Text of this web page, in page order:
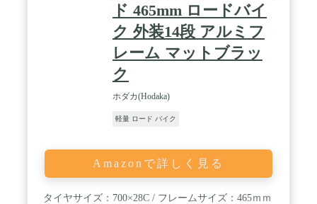
ド 465mm ロードバイ
ク 外装14段 アルミフ
レーム マットブラッ
ク
ホダカ(Hodaka)
軽量 ロード バイク
Amazonで詳しく見る
タイヤサイズ：700×28C / フレームサイズ：465ｍｍ